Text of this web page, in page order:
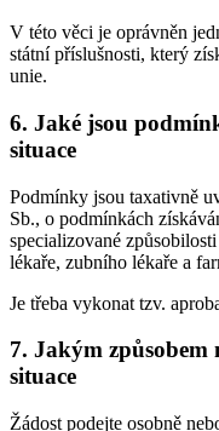
V této věci je oprávněn
státní příslušnosti, který
unie.
6. Jaké jsou
situace
Podmínky jsou taxativně
Sb., o podmínkách
specializované
lékaře, zubního lékaře a
Je třeba vykonat tzv.
7. Jakým způsobem
situace
Žádost podejte osobně